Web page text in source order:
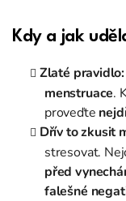
Kdy a jak
Zlaté pravidlo:
menstruace.
proveďte
Dřív to zkusit
stresovat.
před
falešné